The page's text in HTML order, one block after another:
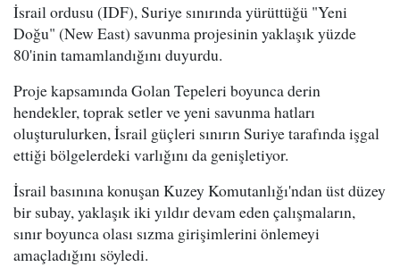
İsrail ordusu (IDF), Suriye sınırında yürüttüğü "Yeni
Doğu" (New East) savunma projesinin yaklaşık yüzde
80'inin tamamlandığını duyurdu.
Proje kapsamında Golan Tepeleri boyunca derin
hendekler, toprak setler ve yeni savunma hatları
oluşturulurken, İsrail güçleri sınırın Suriye tarafında işgal
ettiği bölgelerdeki varlığını da genişletiyor.
İsrail basınına konuşan Kuzey Komutanlığı'ndan üst düzey
bir subay, yaklaşık iki yıldır devam eden çalışmaların,
sınır boyunca olası sızma girişimlerini önlemeyi
amaçladığını söyledi.